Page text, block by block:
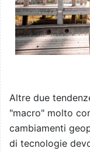
Altre due
"macro" molto
cambiamenti
di tecnologie